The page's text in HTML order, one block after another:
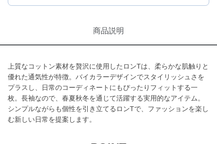
商品説明
上質なコットン素材を贅沢に使用したロンTは、柔らかな肌触りと
優れた通気性が特徴。バイカラーデザインでスタイリッシュさを
プラスし、日常のコーディネートにもぴったりフィットする一
枚。長袖なので、春夏秋冬を通じて活躍する実用的なアイテム。
シンプルながらも個性を引き立てるロンTで、ファッションを楽し
む新しい日常を提案します。